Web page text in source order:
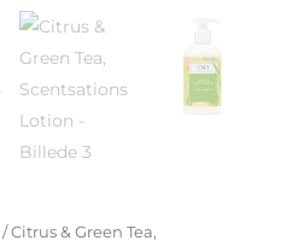
/ Citrus & Green Tea,